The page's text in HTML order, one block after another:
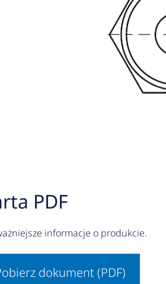
PDF
informacje o produkcie.
dokument (PDF)